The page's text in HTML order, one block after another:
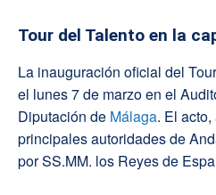
Tour del Talento en la
La inauguración oficial del
el lunes 7 de marzo en el
Diputación de Málaga. El
principales autoridades de
por SS.MM. los Reyes de